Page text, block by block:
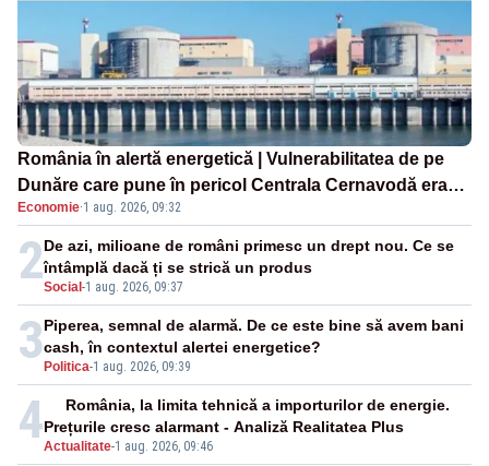
România în alertă energetică | Vulnerabilitatea de pe
Dunăre care pune în pericol Centrala Cernavodă era
cunoscută de pe vremea lui Ceaușescu
Economie·1 aug. 2026, 09:32
2Social-1 aug. 2026, 09:37
De azi, milioane de români primesc un drept nou. Ce se
întâmplă dacă ți se strică un produs
3Politica-1 aug. 2026, 09:39
Piperea, semnal de alarmă. De ce este bine să avem bani
cash, în contextul alertei energetice?
4Actualitate-1 aug. 2026, 09:46
România, la limita tehnică a importurilor de energie.
Prețurile cresc alarmant - Analiză Realitatea Plus